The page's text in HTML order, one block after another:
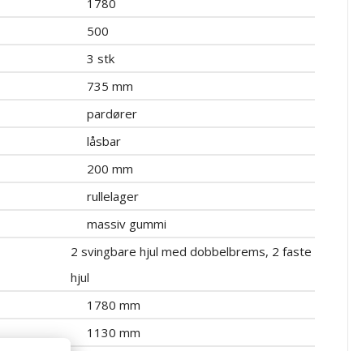
1780
500
3 stk
735 mm
pardører
låsbar
200 mm
rullelager
massiv gummi
2 svingbare hjul med dobbelbrems, 2 faste
hjul
1780 mm
1130 mm